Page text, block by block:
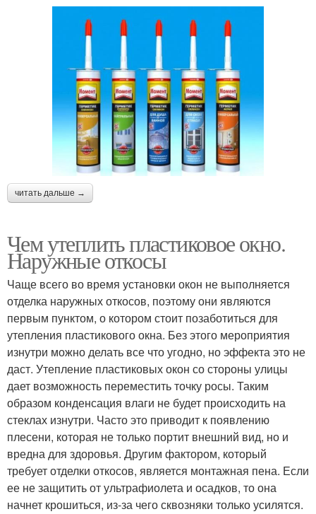
читать дальше →
Чем утеплить пластиковое окно.
Наружные откосы
Чаще всего во время установки окон не выполняется
отделка наружных откосов, поэтому они являются
первым пунктом, о котором стоит позаботиться для
утепления пластикового окна. Без этого мероприятия
изнутри можно делать все что угодно, но эффекта это не
даст. Утепление пластиковых окон со стороны улицы
дает возможность переместить точку росы. Таким
образом конденсация влаги не будет происходить на
стеклах изнутри. Часто это приводит к появлению
плесени, которая не только портит внешний вид, но и
вредна для здоровья. Другим фактором, который
требует отделки откосов, является монтажная пена. Если
ее не защитить от ультрафиолета и осадков, то она
начнет крошиться, из-за чего сквозняки только усилятся.